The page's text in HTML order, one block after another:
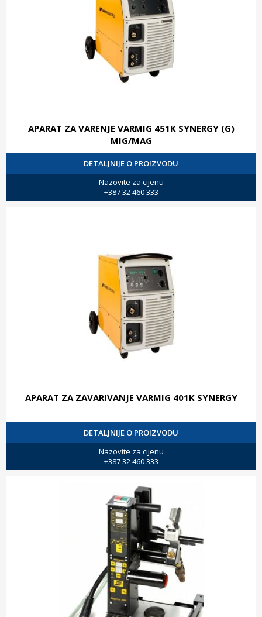
APARAT ZA VARENJE VARMIG 451K SYNERGY (G)
MIG/MAG
DETALJNIJE O PROIZVODU
Nazovite za cijenu
+387 32 460 333
APARAT ZA ZAVARIVANJE VARMIG 401K SYNERGY
DETALJNIJE O PROIZVODU
Nazovite za cijenu
+387 32 460 333